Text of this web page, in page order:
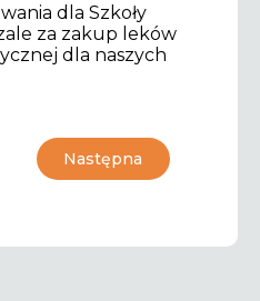
dla Szkoły
za zakup leków
dla naszych
Następna